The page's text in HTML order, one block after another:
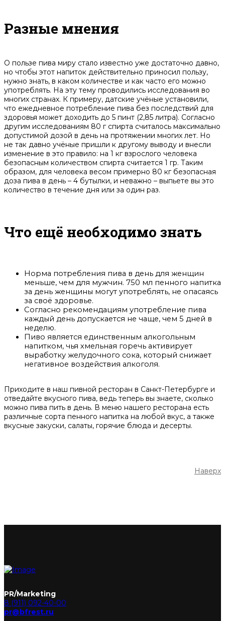
Разные мнения
О пользе пива миру стало известно уже достаточно давно,
но чтобы этот напиток действительно приносил пользу,
нужно знать, в каком количестве и как часто его можно
употреблять. На эту тему проводились исследования во
многих странах. К примеру, датские учёные установили,
что ежедневное потребление пива без последствий для
здоровья может доходить до 5 пинт (2,85 литра). Согласно
другим исследованиям 80 г спирта считалось максимально
допустимой дозой в день на протяжении многих лет. Но
не так давно учёные пришли к другому выводу и внесли
изменение в это правило: на 1 кг взрослого человека
безопасным количеством спирта считается 1 гр. Таким
образом, для человека весом примерно 80 кг безопасная
доза пива в день – 4 бутылки, и неважно – выпьете вы это
количество в течение дня или за один раз.
Что ещё необходимо знать
Норма потребления пива в день для женщин
меньше, чем для мужчин. 750 мл пенного напитка
за день женщины могут употреблять, не опасаясь
за своё здоровье.
Согласно рекомендациям употребление пива
каждый день допускается не чаще, чем 5 дней в
неделю.
Пиво является единственным алкогольным
напитком, чья хмельная горечь активирует
выработку желудочного сока, который снижает
негативное воздействия алкоголя.
Приходите в наш пивной ресторан в Санкт-Петербурге и
отведайте вкусного пива, ведь теперь вы знаете, сколько
можно пива пить в день. В меню нашего ресторана есть
различные сорта пенного напитка на любой вкус, а также
вкусные закуски, салаты, горячие блюда и десерты.
Наверх
PR/Marketing
8 (911) 092-40-00
pr@bfrest.ru